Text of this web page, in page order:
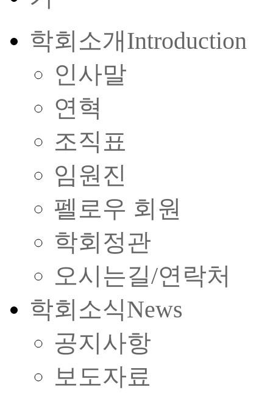
학회소개Introduction
인사말
연혁
조직표
임원진
펠로우 회원
학회정관
오시는길/연락처
학회소식News
공지사항
보도자료